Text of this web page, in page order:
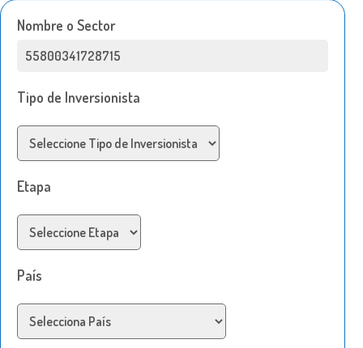
Nombre o Sector
Tipo de Inversionista
Etapa
País